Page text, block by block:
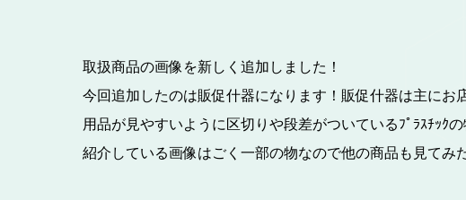
取扱商品の画像を新しく追加しました！
今回追加したのは販促什器になります！販促什器は主にお
用品が見やすいように区切りや段差がついているﾌﾟﾗｽﾁｯｸの
紹介している画像はごく一部の物なので他の商品も見てみ